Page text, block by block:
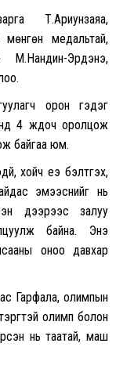
Т.Ариунзаяа,
медальтай,
М.Нандин-Эрдэнэ,
орон гэдэг
4 жүдоч оролцож
байгаа юм.
хойч үеэ бэлтгэх,
эмээснийг нь
дээрээс залуу
байна. Энэ
оноо давхар
Гарфала, олимпын
олимп болон
нь таатай, маш